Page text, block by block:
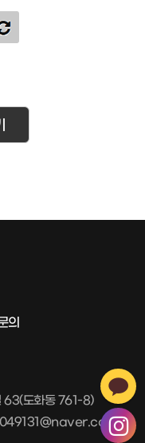
의
63(도화동 761-8)